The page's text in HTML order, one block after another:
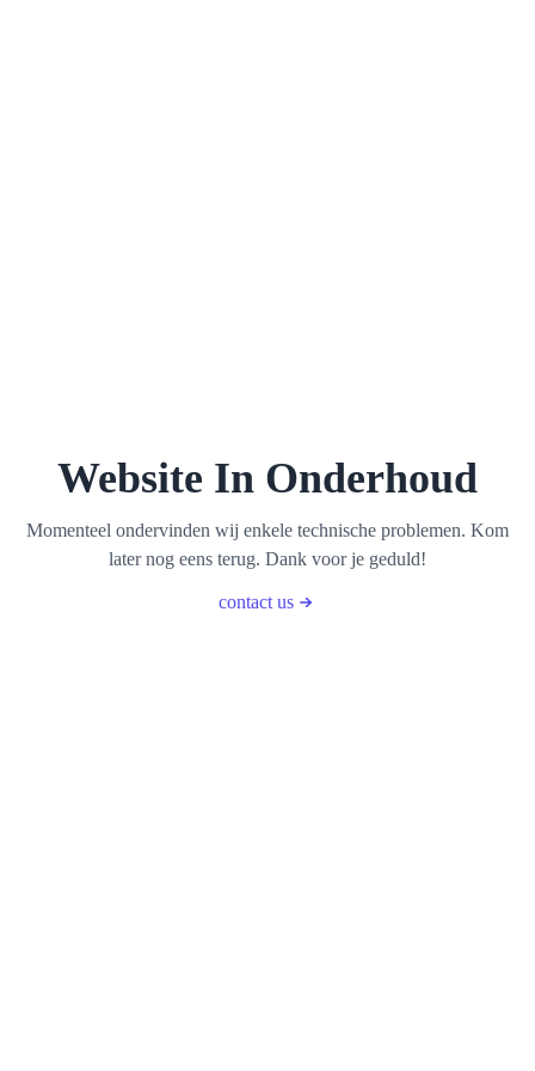
Website In Onderhoud
Momenteel ondervinden wij enkele technische problemen. Kom
later nog eens terug. Dank voor je geduld!
contact us